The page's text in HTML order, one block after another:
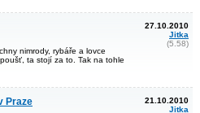
nimrody, rybáře a lovce
ta stojí za to. Tak na tohle
27.10.2010
Jitka
(5.58)
Praze
21.10.2010
Jitka